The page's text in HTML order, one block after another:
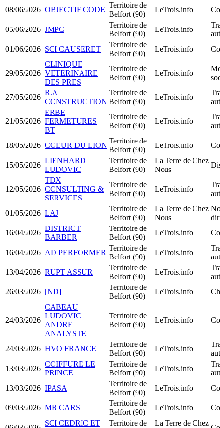
08/06/2026 OBJECTIF CODE
Territoire de
Belfort (90)
LeTrois.info
05/06/2026 JMPC
Territoire de
Belfort (90)
LeTrois.info
01/06/2026 SCI CAUSERET
Territoire de
Belfort (90)
LeTrois.info
29/05/2026
CLINIQUE
VETERINAIRE
DES PRES
Territoire de
Belfort (90)
LeTrois.info
27/05/2026
R.A
CONSTRUCTION
Territoire de
Belfort (90)
LeTrois.info
21/05/2026
ERBE
FERMETURES
BT
Territoire de
Belfort (90)
LeTrois.info
18/05/2026 COEUR DU LION
Territoire de
Belfort (90)
LeTrois.info
15/05/2026
LIENHARD
LUDOVIC
Territoire de
Belfort (90)
La Terre de Chez
Nous
12/05/2026
TDX
CONSULTING &
SERVICES
Territoire de
Belfort (90)
LeTrois.info
01/05/2026 LAJ
Territoire de
Belfort (90)
La Terre de Chez
Nous
16/04/2026
DISTRICT
BARBER
Territoire de
Belfort (90)
LeTrois.info
16/04/2026 AD PERFORMER
Territoire de
Belfort (90)
LeTrois.info
13/04/2026 RUPT ASSUR
Territoire de
Belfort (90)
LeTrois.info
26/03/2026 [ND]
Territoire de
Belfort (90)
LeTrois.info
24/03/2026
CABEAU
LUDOVIC
ANDRE
ANALYSTE
Territoire de
Belfort (90)
LeTrois.info
24/03/2026 HVO FRANCE
Territoire de
Belfort (90)
LeTrois.info
13/03/2026
COIFFURE LE
PRINCE
Territoire de
Belfort (90)
LeTrois.info
13/03/2026 IPASA
Territoire de
Belfort (90)
LeTrois.info
09/03/2026 MB CARS
Territoire de
Belfort (90)
LeTrois.info
SCI CEDRIC ET
Territoire de
La Terre de Chez